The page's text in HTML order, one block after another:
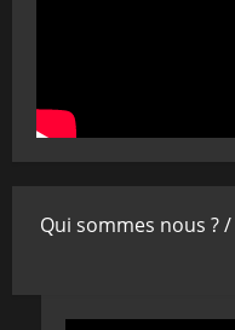
Qui sommes nous ? /